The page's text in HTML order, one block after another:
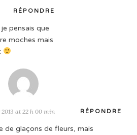
RÉPONDRE
pensais que
moches mais
at 22 h 00 min RÉPONDRE
de glaçons de fleurs, mais